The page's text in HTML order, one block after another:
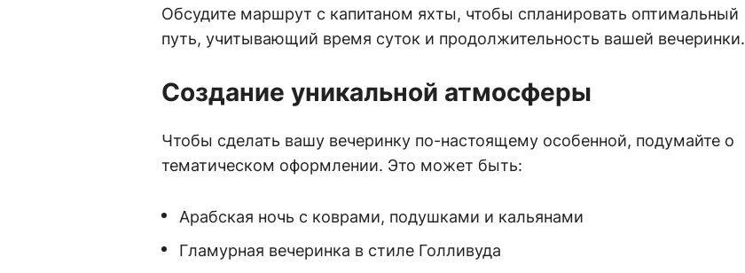
Обсудите маршрут с капитаном яхты, чтобы спланировать оптимальный
путь, учитывающий время суток и продолжительность вашей вечеринки.
Создание уникальной атмосферы
Чтобы сделать вашу вечеринку по-настоящему особенной, подумайте о
тематическом оформлении. Это может быть:
Арабская ночь с коврами, подушками и кальянами
Гламурная вечеринка в стиле Голливуда